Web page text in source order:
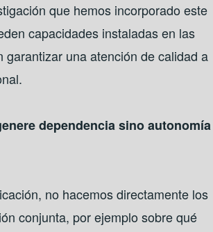
que hemos incorporado este
capacidades instaladas en las
una atención de calidad a
dependencia sino autonomía
no hacemos directamente los
conjunta, por ejemplo sobre qué